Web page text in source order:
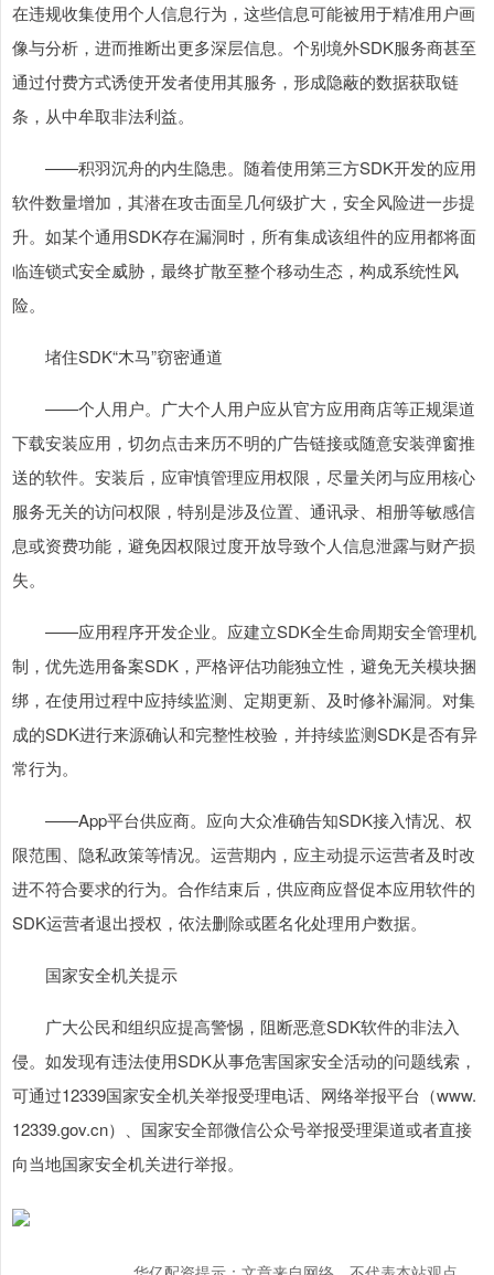
在违规收集使用个人信息行为，这些信息可能被用于精准用户画
像与分析，进而推断出更多深层信息。个别境外SDK服务商甚至
通过付费方式诱使开发者使用其服务，形成隐蔽的数据获取链
条，从中牟取非法利益。
——积羽沉舟的内生隐患。随着使用第三方SDK开发的应用
软件数量增加，其潜在攻击面呈几何级扩大，安全风险进一步提
升。如某个通用SDK存在漏洞时，所有集成该组件的应用都将面
临连锁式安全威胁，最终扩散至整个移动生态，构成系统性风
险。
堵住SDK“木马”窃密通道
——个人用户。广大个人用户应从官方应用商店等正规渠道
下载安装应用，切勿点击来历不明的广告链接或随意安装弹窗推
送的软件。安装后，应审慎管理应用权限，尽量关闭与应用核心
服务无关的访问权限，特别是涉及位置、通讯录、相册等敏感信
息或资费功能，避免因权限过度开放导致个人信息泄露与财产损
失。
——应用程序开发企业。应建立SDK全生命周期安全管理机
制，优先选用备案SDK，严格评估功能独立性，避免无关模块捆
绑，在使用过程中应持续监测、定期更新、及时修补漏洞。对集
成的SDK进行来源确认和完整性校验，并持续监测SDK是否有异
常行为。
——App平台供应商。应向大众准确告知SDK接入情况、权
限范围、隐私政策等情况。运营期内，应主动提示运营者及时改
进不符合要求的行为。合作结束后，供应商应督促本应用软件的
SDK运营者退出授权，依法删除或匿名化处理用户数据。
国家安全机关提示
广大公民和组织应提高警惕，阻断恶意SDK软件的非法入
侵。如发现有违法使用SDK从事危害国家安全活动的问题线索，
可通过12339国家安全机关举报受理电话、网络举报平台（www.
12339.gov.cn）、国家安全部微信公众号举报受理渠道或者直接
向当地国家安全机关进行举报。